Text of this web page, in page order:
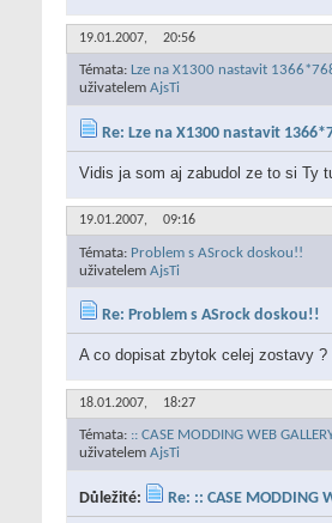
19.01.2007, 20:56
Témata: Lze na X1300 nastavit
uživatelem AjsTi
Re: Lze na X1300 nastavit
Vidis ja som aj zabudol ze to si Ty
19.01.2007, 09:16
Témata: Problem s ASrock doskou!!
uživatelem AjsTi
Re: Problem s ASrock doskou!!
A co dopisat zbytok celej zostavy
18.01.2007, 18:27
Témata: :: CASE MODDING WEB
uživatelem AjsTi
Důležité: Re: :: CASE MODDING